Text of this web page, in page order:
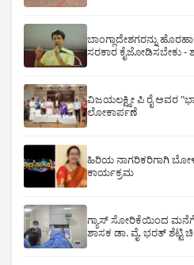
ಬಾಂಗ್ಲಾದೇಶಗರನ್ನು
ಸರಕಾರ ಕೈಜೋಡಿಸಬೇಕು -
ವಿಜಯಲಕ್ಷ್ಮೀ ಪಿ ರೈ ಅವರ
ಲೋಕಾರ್ಪಣೆ
ಹಿರಿಯ ನಾಗರಿಕರಿಗಾಗಿ
ಕಾರ್ಯಕ್ರಮ
ಗ್ಯಾಸ್ ಸೋರಿಕೆಯಿಂದ ಮನೆಗೆ
ಶಾಸಕ ಡಾ. ವೈ. ಭರತ್ ಶೆಟ್ಟಿ